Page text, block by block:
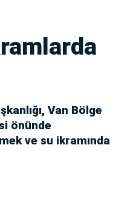
Van Bölge
önünde
ve su ikramında